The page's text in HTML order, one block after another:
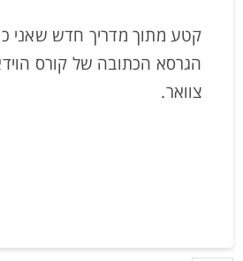
קטע מתוך מדריך חדש שאני
הגרסא הכתובה של קורס
צוואר.